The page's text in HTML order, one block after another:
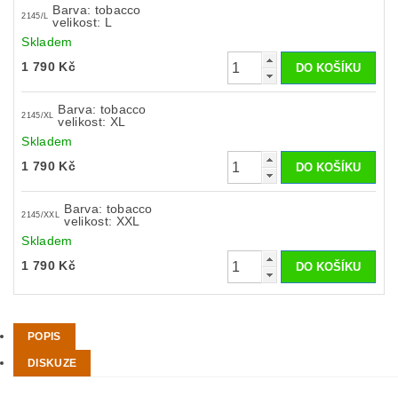
2145/L
Barva: tobacco
velikost: L
Skladem
1 790 Kč
2145/XL
Barva: tobacco
velikost: XL
Skladem
1 790 Kč
2145/XXL
Barva: tobacco
velikost: XXL
Skladem
1 790 Kč
POPIS
DISKUZE